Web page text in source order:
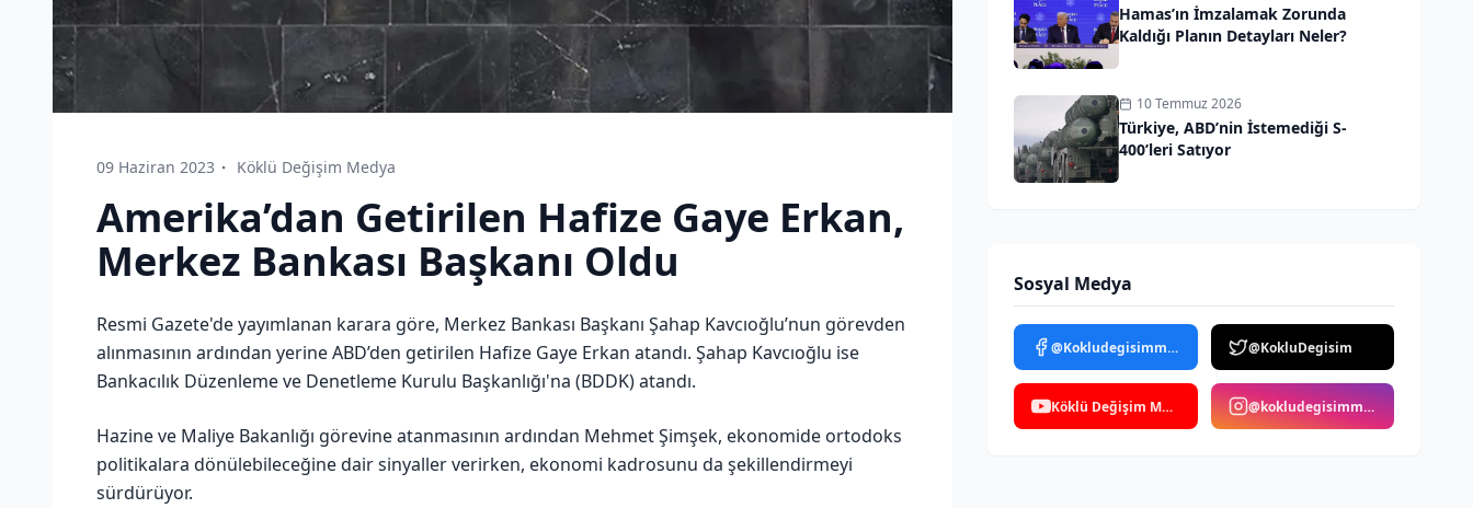
09 Haziran 2023 Köklü Değişim Medya
Amerika’dan Getirilen Hafize Gaye Erkan,
Merkez Bankası Başkanı Oldu
Resmi Gazete'de yayımlanan karara göre, Merkez Bankası Başkanı Şahap Kavcıoğlu’nun görevden
alınmasının ardından yerine ABD’den getirilen Hafize Gaye Erkan atandı. Şahap Kavcıoğlu ise
Bankacılık Düzenleme ve Denetleme Kurulu Başkanlığı'na (BDDK) atandı.
Hazine ve Maliye Bakanlığı görevine atanmasının ardından Mehmet Şimşek, ekonomide ortodoks
politikalara dönülebileceğine dair sinyaller verirken, ekonomi kadrosunu da şekillendirmeyi
sürdürüyor.
Hamas’ın İmzalamak Zorunda
Kaldığı Planın Detayları Neler?
10 Temmuz 2026
Türkiye, ABD’nin İstemediği S-
400’leri Satıyor
Sosyal Medya
@Kokludegisimmedya @KokluDegisim
Köklü Değişim Medya @kokludegisimmedya